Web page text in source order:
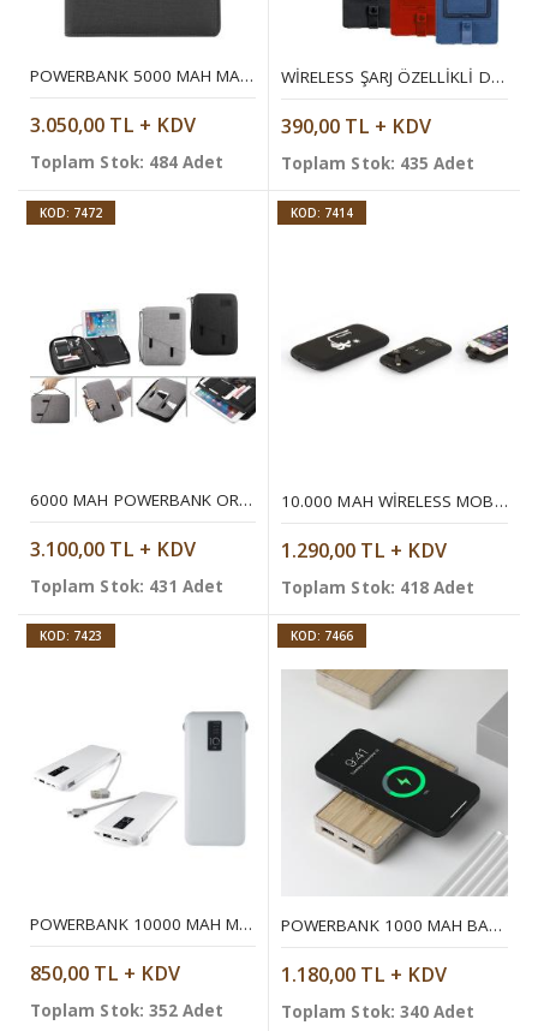
POWERBANK 5000 MAH MAGSAFE ORGANIZER
3.050,00 TL + KDV
Toplam Stok: 484 Adet
WIRELESS ŞARJ ÖZELLIKLI DEFTER KILIFI
390,00 TL + KDV
Toplam Stok: 435 Adet
KOD: 7472
6000 MAH POWERBANK ORGANIZER
3.100,00 TL + KDV
Toplam Stok: 431 Adet
KOD: 7414
10.000 MAH WIRELESS MOBIL ŞARJ CIHAZI
1.290,00 TL + KDV
Toplam Stok: 418 Adet
KOD: 7423
POWERBANK 10000 MAH MOBIL ŞARJ CIHAZI
850,00 TL + KDV
Toplam Stok: 352 Adet
KOD: 7466
POWERBANK 1000 MAH BAMBU WIRELESS MOBIL ŞARJ CIHAZI
1.180,00 TL + KDV
Toplam Stok: 340 Adet